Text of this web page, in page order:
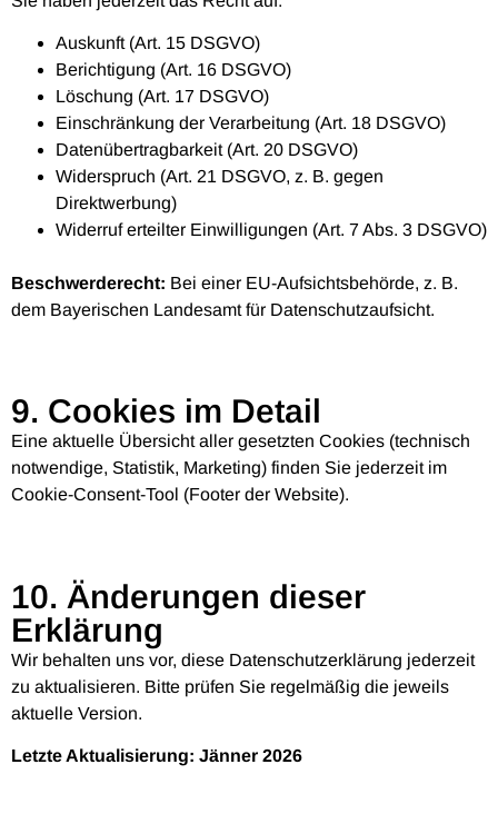
Auskunft (Art. 15 DSGVO)
Berichtigung (Art. 16 DSGVO)
Löschung (Art. 17 DSGVO)
Einschränkung der Verarbeitung (Art. 18 DSGVO)
Datenübertragbarkeit (Art. 20 DSGVO)
Widerspruch (Art. 21 DSGVO, z. B. gegen
Direktwerbung)
Widerruf erteilter Einwilligungen (Art. 7 Abs. 3 DSGVO)
Beschwerderecht: Bei einer EU-Aufsichtsbehörde, z. B.
dem Bayerischen Landesamt für Datenschutzaufsicht.
9. Cookies im Detail
Eine aktuelle Übersicht aller gesetzten Cookies (technisch
notwendige, Statistik, Marketing) finden Sie jederzeit im
Cookie-Consent-Tool (Footer der Website).
10. Änderungen dieser
Erklärung
Wir behalten uns vor, diese Datenschutzerklärung jederzeit
zu aktualisieren. Bitte prüfen Sie regelmäßig die jeweils
aktuelle Version.
Letzte Aktualisierung: Jänner 2026